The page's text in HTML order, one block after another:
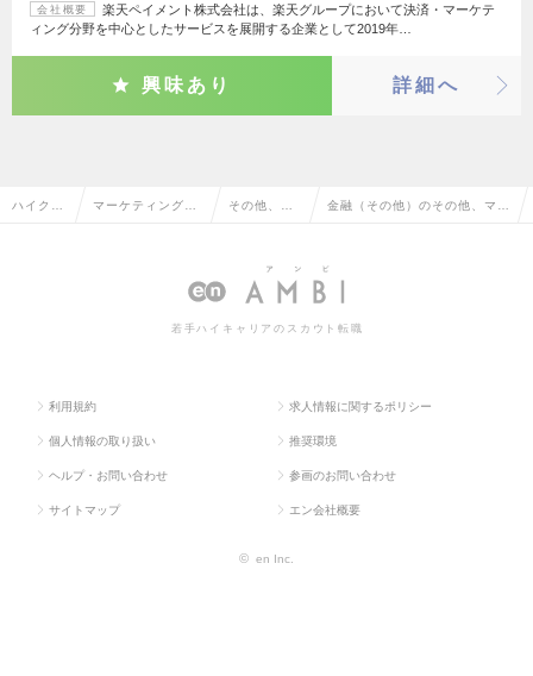
会社概要
楽天ペイメント株式会社は、楽天グループにおいて決済・マーケテ
ィング分野を中心としたサービスを展開する企業として2019年…
興味あり 詳細へ
ハイクラ マーケティング・ その他、マ
グ系
金融（その他）のその他、マー
一覧
若手ハイキャリアのスカウト転職
利用規約 求人情報に関するポリシー
個人情報の取り扱い 推奨環境
ヘルプ・お問い合わせ 参画のお問い合わせ
サイトマップ エン会社概要
© en Inc.